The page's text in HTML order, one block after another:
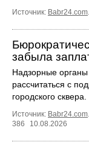
Источник: Babr24.com.
забыла
Надзорные
рассчитаться с
городского сквера.
Источник: Babr24.com.
386
10.08.2026